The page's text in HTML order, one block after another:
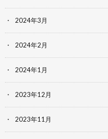
2024年3月
2024年2月
2024年1月
2023年12月
2023年11月